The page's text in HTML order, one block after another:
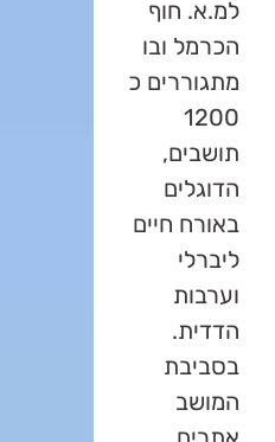
למ.א. חוף
הכרמל ובו
מתגוררים כ
1200
תושבים,
הדוגלים
באורח חיים
ליברלי
וערבות
הדדית.
בסביבת
המושב